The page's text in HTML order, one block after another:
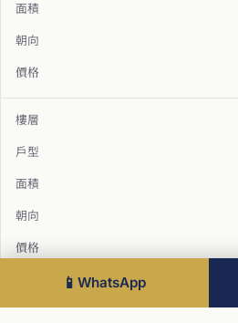
📱WhatsApp